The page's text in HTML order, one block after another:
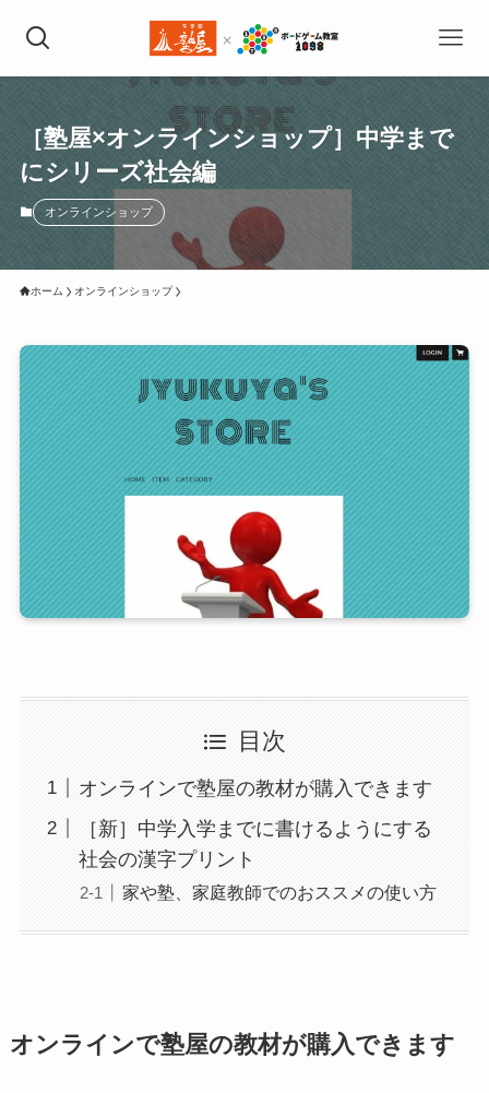
［塾屋×オンラインショップ］中学まで
にシリーズ社会編
オンラインショップ
ホーム オンラインショップ
目次
オンラインで塾屋の教材が購入できます
［新］中学入学までに書けるようにする
社会の漢字プリント
家や塾、家庭教師でのおススメの使い方
オンラインで塾屋の教材が購入できます